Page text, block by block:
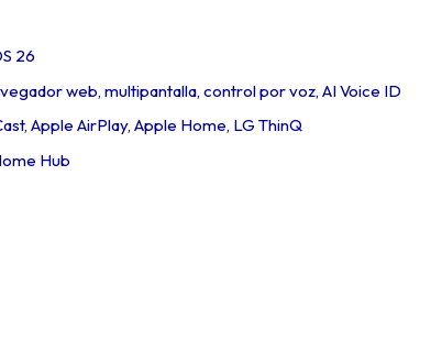
26
web, multipantalla, control por voz, AI Voice ID
Apple AirPlay, Apple Home, LG ThinQ
Hub